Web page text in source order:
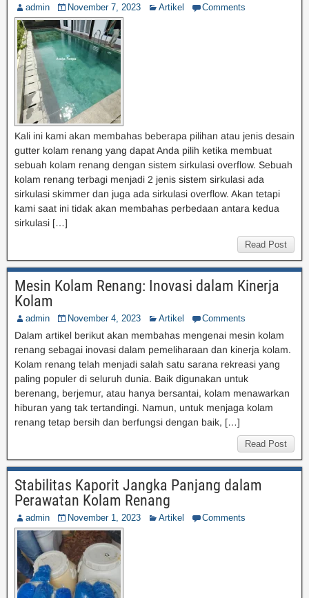
admin November 7, 2023 Artikel Comments
Kali ini kami akan membahas beberapa pilihan atau jenis desain
gutter kolam renang yang dapat Anda pilih ketika membuat
sebuah kolam renang dengan sistem sirkulasi overflow. Sebuah
kolam renang terbagi menjadi 2 jenis sistem sirkulasi ada
sirkulasi skimmer dan juga ada sirkulasi overflow. Akan tetapi
kami saat ini tidak akan membahas perbedaan antara kedua
sirkulasi […]
Read Post
Mesin Kolam Renang: Inovasi dalam Kinerja
Kolam
admin November 4, 2023 Artikel Comments
Dalam artikel berikut akan membahas mengenai mesin kolam
renang sebagai inovasi dalam pemeliharaan dan kinerja kolam.
Kolam renang telah menjadi salah satu sarana rekreasi yang
paling populer di seluruh dunia. Baik digunakan untuk
berenang, berjemur, atau hanya bersantai, kolam menawarkan
hiburan yang tak tertandingi. Namun, untuk menjaga kolam
renang tetap bersih dan berfungsi dengan baik, […]
Read Post
Stabilitas Kaporit Jangka Panjang dalam
Perawatan Kolam Renang
admin November 1, 2023 Artikel Comments